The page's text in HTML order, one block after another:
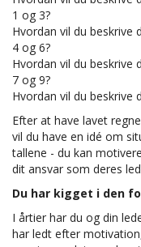
1 og 3?
Hvordan vil du beskrive
4 og 6?
Hvordan vil du beskrive
7 og 9?
Hvordan vil du beskrive
Efter at have lavet
vil du have en idé om
tallene - du kan
dit ansvar som deres
Du har kigget i den
I årtier har du og din
har ledt efter